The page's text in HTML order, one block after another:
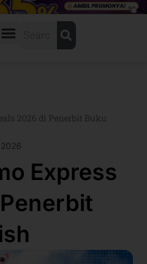
2026 di Penerbit Buku
2026
Express